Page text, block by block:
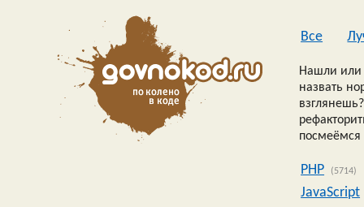
Все
Нашли или
назвать
посмеёмся
PHP (5714)
JavaScript